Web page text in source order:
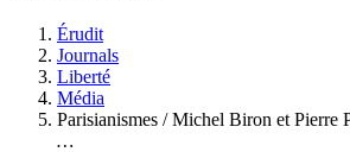
Érudit
Journals
Liberté
Média
Parisianismes / Michel Biron et Pierre
…